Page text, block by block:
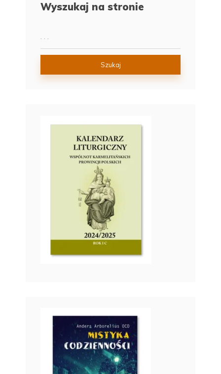
Wyszukaj na stronie
Szukaj